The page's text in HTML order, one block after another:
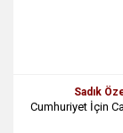
Sadık
Cumhuriyet İçin